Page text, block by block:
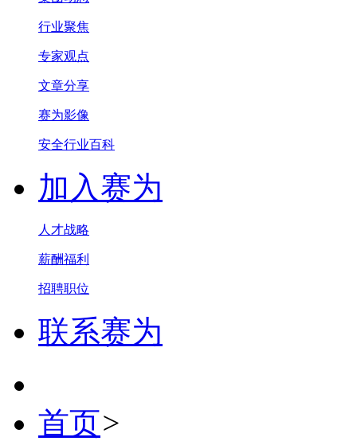
行业聚焦
专家观点
文章分享
赛为影像
安全行业百科
加入赛为
人才战略
薪酬福利
招聘职位
联系赛为
首页>